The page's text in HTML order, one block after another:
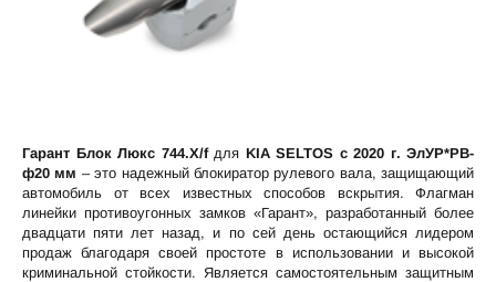
Гарант Блок Люкс 744.X/fдля KIA SELTOS c 2020 г. ЭлУР*РВ-
ф20 мм – это надежный блокиратор рулевого вала, защищающий
автомобиль от всех известных способов вскрытия. Флагман
линейки противоугонных замков «Гарант», разработанный более
двадцати пяти лет назад, и по сей день остающийся лидером
продаж благодаря своей простоте в использовании и высокой
криминальной стойкости. Является самостоятельным защитным